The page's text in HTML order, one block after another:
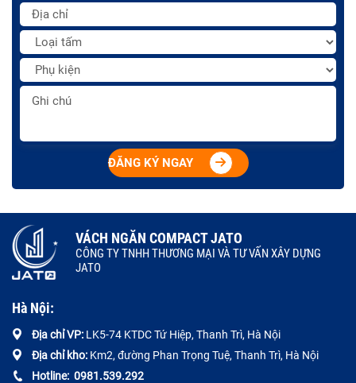
ĐĂNG KÝ NGAY
VÁCH NGĂN COMPACT JATO
CÔNG TY TNHH THƯƠNG MẠI VÀ TƯ VẤN XÂY DỰNG
JATO
Hà Nội:
Địa chỉ VP: LK5-74 KTDC Tứ Hiệp, Thanh Trì, Hà Nội
Địa chỉ kho: Km2, đường Phan Trọng Tuệ, Thanh Trì, Hà Nội
Hotline: 0981.539.292